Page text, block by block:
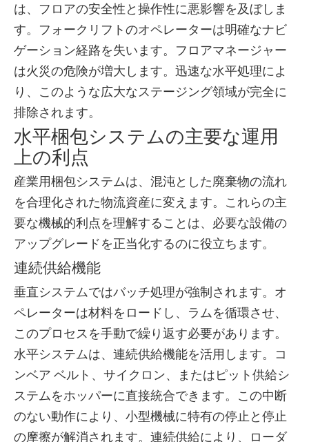
は、フロアの安全性と操作性に悪影響を及ぼしま
す。フォークリフトのオペレーターは明確なナビ
ゲーション経路を失います。フロアマネージャー
は火災の危険が増大します。迅速な水平処理によ
り、このような広大なステージング領域が完全に
排除されます。
水平梱包システムの主要な運用
上の利点
産業用梱包システムは、混沌とした廃棄物の流れ
を合理化された物流資産に変えます。これらの主
要な機械的利点を理解することは、必要な設備の
アップグレードを正当化するのに役立ちます。
連続供給機能
垂直システムではバッチ処理が強制されます。オ
ペレーターは材料をロードし、ラムを循環させ、
このプロセスを手動で繰り返す必要があります。
水平システムは、連続供給機能を活用します。コ
ンベア ベルト、サイクロン、またはピット供給シ
ステムをホッパーに直接統合できます。この中断
のない動作により、小型機械に特有の停止と停止
の摩擦が解消されます。連続供給により、ローダ